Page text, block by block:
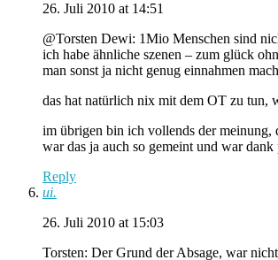
26. Juli 2010 at 14:51
@Torsten Dewi: 1Mio Menschen sind
ich habe ähnliche szenen – zum glück
man sonst ja nicht genug einnahmen
das hat natürlich nix mit dem OT zu tun,
im übrigen bin ich vollends der meinung,
war das ja auch so gemeint und war
Reply
ui.
26. Juli 2010 at 15:03
Torsten: Der Grund der Absage, war